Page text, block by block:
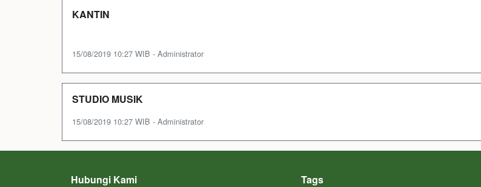
KANTIN
15/08/2019 10:27 WIB - Administrator
STUDIO MUSIK
15/08/2019 10:27 WIB - Administrator
Hubungi Kami Tags